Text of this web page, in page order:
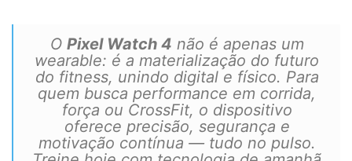
O Pixel Watch 4 não é apenas um
wearable: é a materialização do futuro
do fitness, unindo digital e físico. Para
quem busca performance em corrida,
força ou CrossFit, o dispositivo
oferece precisão, segurança e
motivação contínua — tudo no pulso.